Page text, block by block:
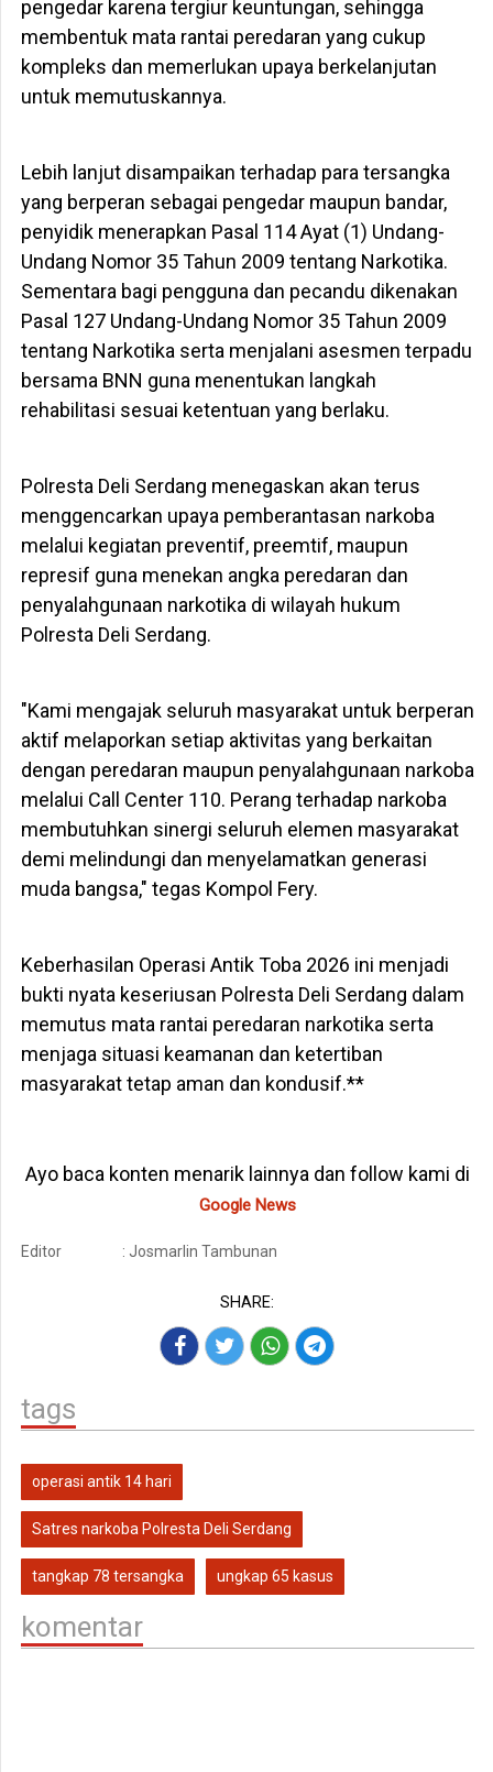
pengedar karena tergiur keuntungan, sehingga
membentuk mata rantai peredaran yang cukup
kompleks dan memerlukan upaya berkelanjutan
untuk memutuskannya.
Lebih lanjut disampaikan terhadap para tersangka
yang berperan sebagai pengedar maupun bandar,
penyidik menerapkan Pasal 114 Ayat (1) Undang-
Undang Nomor 35 Tahun 2009 tentang Narkotika.
Sementara bagi pengguna dan pecandu dikenakan
Pasal 127 Undang-Undang Nomor 35 Tahun 2009
tentang Narkotika serta menjalani asesmen terpadu
bersama BNN guna menentukan langkah
rehabilitasi sesuai ketentuan yang berlaku.
Polresta Deli Serdang menegaskan akan terus
menggencarkan upaya pemberantasan narkoba
melalui kegiatan preventif, preemtif, maupun
represif guna menekan angka peredaran dan
penyalahgunaan narkotika di wilayah hukum
Polresta Deli Serdang.
"Kami mengajak seluruh masyarakat untuk berperan
aktif melaporkan setiap aktivitas yang berkaitan
dengan peredaran maupun penyalahgunaan narkoba
melalui Call Center 110. Perang terhadap narkoba
membutuhkan sinergi seluruh elemen masyarakat
demi melindungi dan menyelamatkan generasi
muda bangsa," tegas Kompol Fery.
Keberhasilan Operasi Antik Toba 2026 ini menjadi
bukti nyata keseriusan Polresta Deli Serdang dalam
memutus mata rantai peredaran narkotika serta
menjaga situasi keamanan dan ketertiban
masyarakat tetap aman dan kondusif.**
Ayo baca konten menarik lainnya dan follow kami di
Google News
Editor : Josmarlin Tambunan
SHARE:
tags
operasi antik 14 hari
Satres narkoba Polresta Deli Serdang
tangkap 78 tersangka ungkap 65 kasus
komentar